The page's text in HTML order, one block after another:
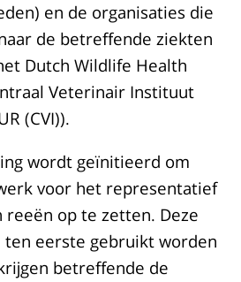
en de organisaties die
de betreffende ziekten
Dutch Wildlife Health
Veterinair Instituut
(CVI)).
wordt geïnitieerd om
voor het representatief
reeën op te zetten. Deze
ten eerste gebruikt worden
betreffende de